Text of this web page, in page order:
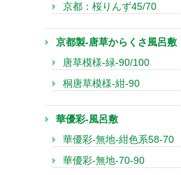
京都：桜りんず45/70
京都製-唐草からくさ風呂敷
唐草模様-緑-90/100
桐唐草模様-紺-90
華優彩-風呂敷
華優彩-無地-紺色系58-70
華優彩-無地-70-90